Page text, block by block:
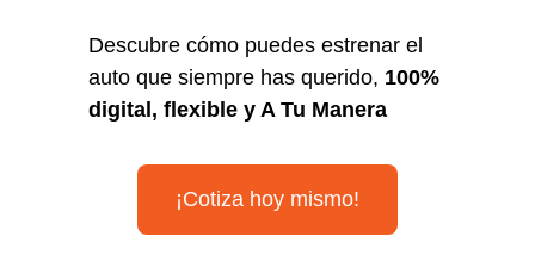
Descubre cómo puedes estrenar el
auto que siempre has querido, 100%
digital, flexible y A Tu Manera
¡Cotiza hoy mismo!